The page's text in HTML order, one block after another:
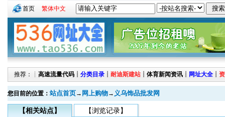
首页 繁体中文
推荐：┊ 高速流量代码 ┊ 分类目录 ┊ 耐迪斯建站 ┊ 体育新闻资讯 ┊ 网址大全 ┊
您目前的位置： 站点首页→ 网上购物→ 义乌饰品批发网
【相关站点】 【浏览记录】